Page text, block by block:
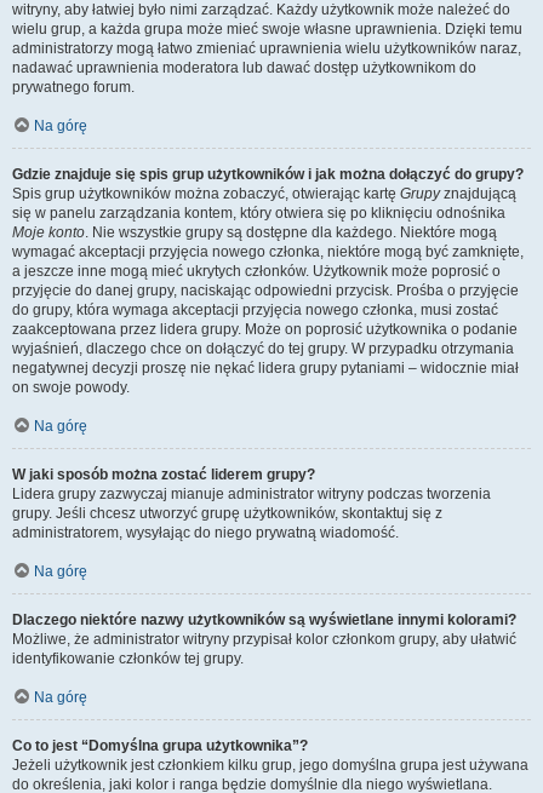
witryny, aby łatwiej było nimi zarządzać. Każdy użytkownik może należeć do
wielu grup, a każda grupa może mieć swoje własne uprawnienia. Dzięki temu
administratorzy mogą łatwo zmieniać uprawnienia wielu użytkowników naraz,
nadawać uprawnienia moderatora lub dawać dostęp użytkownikom do
prywatnego forum.
Na górę
Gdzie znajduje się spis grup użytkowników i jak można dołączyć do grupy?
Spis grup użytkowników można zobaczyć, otwierając kartę Grupyznajdującą
się w panelu zarządzania kontem, który otwiera się po kliknięciu odnośnika
Moje konto. Nie wszystkie grupy są dostępne dla każdego. Niektóre mogą
wymagać akceptacji przyjęcia nowego członka, niektóre mogą być zamknięte,
a jeszcze inne mogą mieć ukrytych członków. Użytkownik może poprosić o
przyjęcie do danej grupy, naciskając odpowiedni przycisk. Prośba o przyjęcie
do grupy, która wymaga akceptacji przyjęcia nowego członka, musi zostać
zaakceptowana przez lidera grupy. Może on poprosić użytkownika o podanie
wyjaśnień, dlaczego chce on dołączyć do tej grupy. W przypadku otrzymania
negatywnej decyzji proszę nie nękać lidera grupy pytaniami – widocznie miał
on swoje powody.
Na górę
W jaki sposób można zostać liderem grupy?
Lidera grupy zazwyczaj mianuje administrator witryny podczas tworzenia
grupy. Jeśli chcesz utworzyć grupę użytkowników, skontaktuj się z
administratorem, wysyłając do niego prywatną wiadomość.
Na górę
Dlaczego niektóre nazwy użytkowników są wyświetlane innymi kolorami?
Możliwe, że administrator witryny przypisał kolor członkom grupy, aby ułatwić
identyfikowanie członków tej grupy.
Na górę
Co to jest “Domyślna grupa użytkownika”?
Jeżeli użytkownik jest członkiem kilku grup, jego domyślna grupa jest używana
do określenia, jaki kolor i ranga będzie domyślnie dla niego wyświetlana.